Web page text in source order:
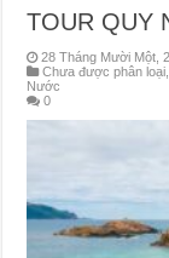
TOUR QUY
28 Tháng Mười Một,
Chưa được phân loại
Nước
0